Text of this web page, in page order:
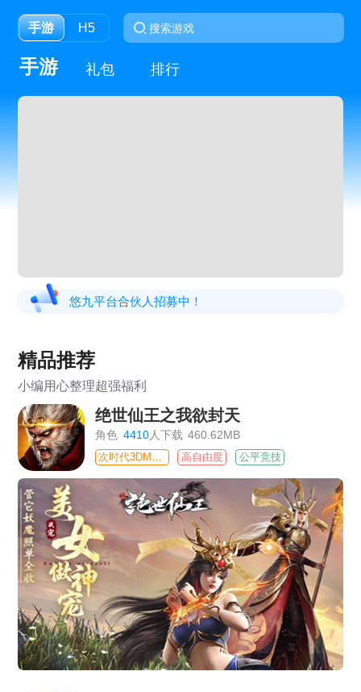
手游 H5
手游 礼包 排行
悠九平台合伙人招募中！
精品推荐
小编用心整理超强福利
绝世仙王之我欲封天
角色 4410人下载 460.62MB
高自由度 公平竞技